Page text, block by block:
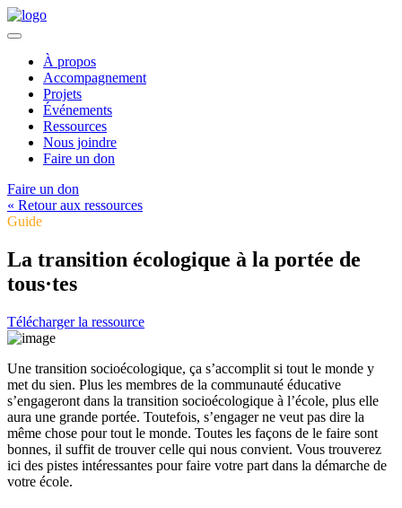
À propos
Accompagnement
Projets
Événements
Ressources
Nous joindre
Faire un don
Faire un don
« Retour aux ressources
Guide
La transition écologique à la portée de
tous·tes
Télécharger la ressource
Une transition socioécologique, ça s’accomplit si tout le monde y
met du sien. Plus les membres de la communauté éducative
s’engageront dans la transition socioécologique à l’école, plus elle
aura une grande portée. Toutefois, s’engager ne veut pas dire la
même chose pour tout le monde. Toutes les façons de le faire sont
bonnes, il suffit de trouver celle qui nous convient. Vous trouverez
ici des pistes intéressantes pour faire votre part dans la démarche de
votre école.